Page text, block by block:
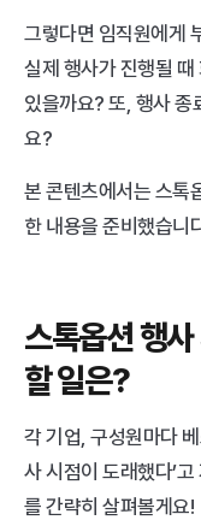
그렇다면 임직원에게
실제 행사가 진행될 때
있을까요? 또, 행사 종
요?
본 콘텐츠에서는 스톡
한 내용을 준비했습니
스톡옵션 행
할 일은?
각 기업, 구성원마다
사 시점이 도래했다’
를 간략히 살펴볼게요!